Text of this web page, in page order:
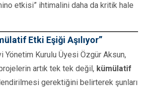
etkisi” ihtimalini daha da kritik hale
Etki Eşiği Aşılıyor”
Yönetim Kurulu Üyesi Özgür Aksun,
artık tek tek değil, kümülatif
gerektiğini belirterek şunları